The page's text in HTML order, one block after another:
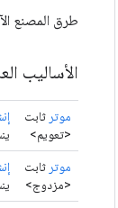
طرق المصنع
الأساليب
موتر ثابت
<تعويم>
موتر ثابت
<مزدوج>